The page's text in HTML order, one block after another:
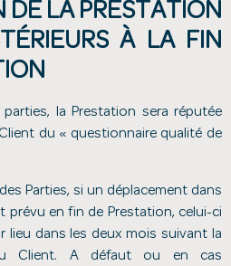
DE LA PRESTATION
À LA FIN
la Prestation sera réputée
du « questionnaire qualité de
Parties, si un déplacement dans
prévu en fin de Prestation, celui-ci
lieu dans les deux mois suivant la
Client. A défaut ou en cas